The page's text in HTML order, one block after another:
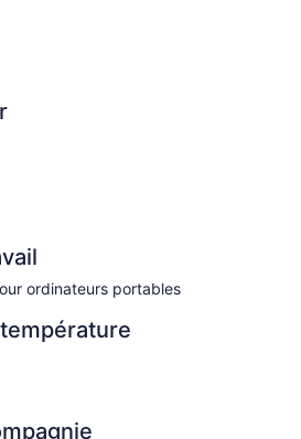
ordinateurs portables